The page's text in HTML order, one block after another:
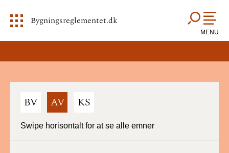
Bygningsreglementet.dk
MENU
BV AV KS
Swipe horisontalt for at se alle emner